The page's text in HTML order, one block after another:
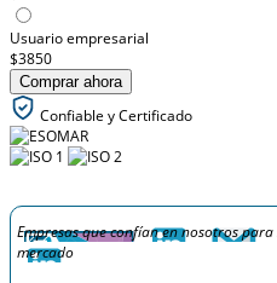
Usuario empresarial
$3850
Comprar ahora
Confiable y Certificado
Empresas que confían en nosotros
mercado